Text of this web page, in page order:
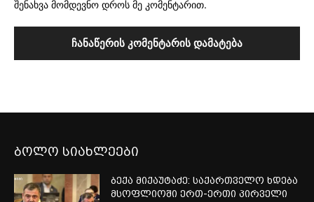
შენახვა მომდევნო დროს მე კომენტარით.
ბოლო სიახლეები
ბექა მიქაუტაძე: საქართველო ხდება
მსოფლიოში ერთ-ერთი პირველი